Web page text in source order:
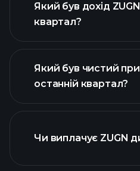
Який був дохід
квартал?
Який був чистий
останній квартал?
Чи виплачує ZUGN